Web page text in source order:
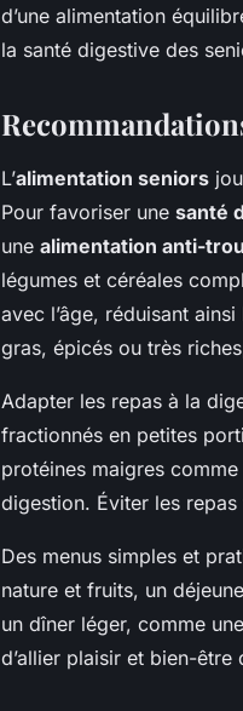
d’une alimentation
la santé digestive des
L’alimentation seniors
Pour favoriser une santé
une alimentation anti-
légumes et céréales
avec l’âge, réduisant
gras, épicés ou très
Adapter les repas à la
fractionnés en petites
protéines maigres
digestion. Éviter les
Des menus simples et
nature et fruits, un
un dîner léger, comme
d’allier plaisir et bien-être